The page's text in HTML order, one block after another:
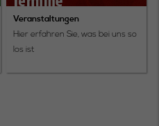
Veranstaltungen
Hier erfahren Sie, was bei uns so
los ist